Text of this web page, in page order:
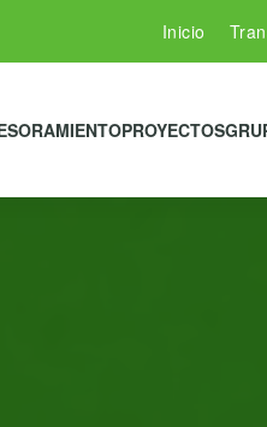
Inicio
PROYECTOS